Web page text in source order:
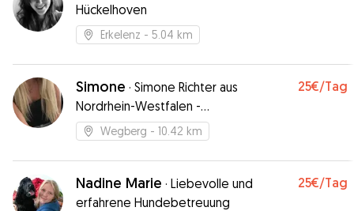
Hückelhoven
Erkelenz - 5.04 km
Simone · Simone Richter aus
Nordrhein-Westfalen -
Mönchengladbach
25€/Tag
Wegberg - 10.42 km
Nadine Marie · Liebevolle und
erfahrene Hundebetreuung
25€/Tag